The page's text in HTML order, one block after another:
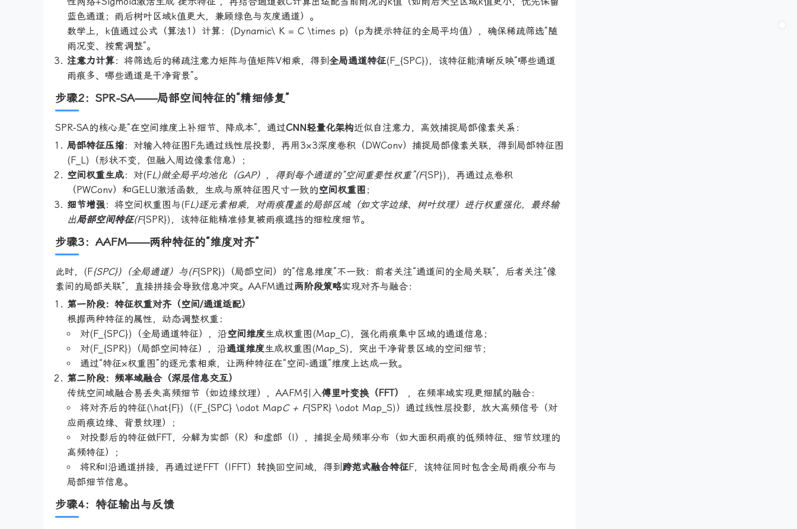
蓝色通道；雨后树叶区域k值更大，兼顾绿色与灰度通道）。
数学上，k值通过公式（算法1）计算：(Dynamic\ K = C \times p)（p为提示特征的全局平均值），确保稀疏筛选“随
雨况变、按需调整”。
注意力计算：将筛选后的稀疏注意力矩阵与值矩阵V相乘，得到 全局通道特征(F_{SPC})，该特征能清晰反映“哪些通道
雨痕多、哪些通道是干净背景”。
步骤2：SPR-SA——局部空间特征的“精细修复”
SPR-SA的核心是“在空间维度上补细节、降成本”，通过CNN轻量化架构近似自注意力，高效捕捉局部像素关系：
局部特征压缩：对输入特征图F先通过线性层投影，再用3×3深度卷积（DWConv）捕捉局部像素关联，得到局部特征图
(F_L)（形状不变，但融入周边像素信息）；
空间权重生成：对(FL)做全局平均池化（GAP），得到每个通道的“空间重要性权重”(F{SP})，再通过点卷积
（PWConv）和GELU激活函数，生成与原特征图尺寸一致的空间权重图 ；
细节增强：将空间权重图与(FL)逐元素相乘，对雨痕覆盖的局部区域（如文字边缘、树叶纹理）进行权重强化，最终输
出局部空间特征(F{SPR})，该特征能精准修复被雨痕遮挡的细粒度细节。
步骤3：AAFM——两种特征的“维度对齐”
此时，(F{SPC})（全局通道）与(F{SPR})（局部空间）的“信息维度”不一致：前者关注“通道间的全局关联”，后者关注“像
素间的局部关联”，直接拼接会导致信息冲突。AAFM通过两阶段策略实现对齐与融合：
第一阶段：特征权重对齐（空间/通道适配）
根据两种特征的属性，动态调整权重：
对(F_{SPC})（全局通道特征），沿空间维度生成权重图(Map_C)，强化雨痕集中区域的通道信息；
对(F_{SPR})（局部空间特征），沿通道维度生成权重图(Map_S)，突出干净背景区域的空间细节；
通过“特征×权重图”的逐元素相乘，让两种特征在“空间-通道”维度上达成一致。
第二阶段：频率域融合（深层信息交互）
传统空间域融合易丢失高频细节（如边缘纹理），AAFM引入傅里叶变换（FFT）
，在频率域实现更细腻的融合：
将对齐后的特征(\hat{F})（(F_{SPC} \odot MapC + F{SPR} \odot Map_S)）通过线性层投影，放大高频信号（对
应雨痕边缘、背景纹理）；
对投影后的特征做FFT，分解为实部（R）和虚部（I），捕捉全局频率分布（如大面积雨痕的低频特征、细节纹理的
高频特征）；
将R和I沿通道拼接，再通过逆FFT（IFFT）转换回空间域，得到 跨范式融合特征F，该特征同时包含全局雨痕分布与
局部细节信息。
步骤4：特征输出与反馈